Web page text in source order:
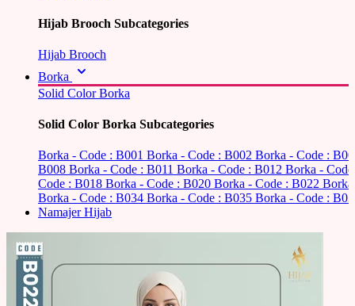
Hijab Brooch Subcategories
Hijab Brooch
Borka
Solid Color Borka
Solid Color Borka Subcategories
Borka - Code : B001 Borka - Code : B002 Borka - Code :
B008 Borka - Code : B011 Borka - Code : B012 Borka -
Code : B018 Borka - Code : B020 Borka - Code : B022
Borka - Code : B034 Borka - Code : B035 Borka - Code :
Namajer Hijab